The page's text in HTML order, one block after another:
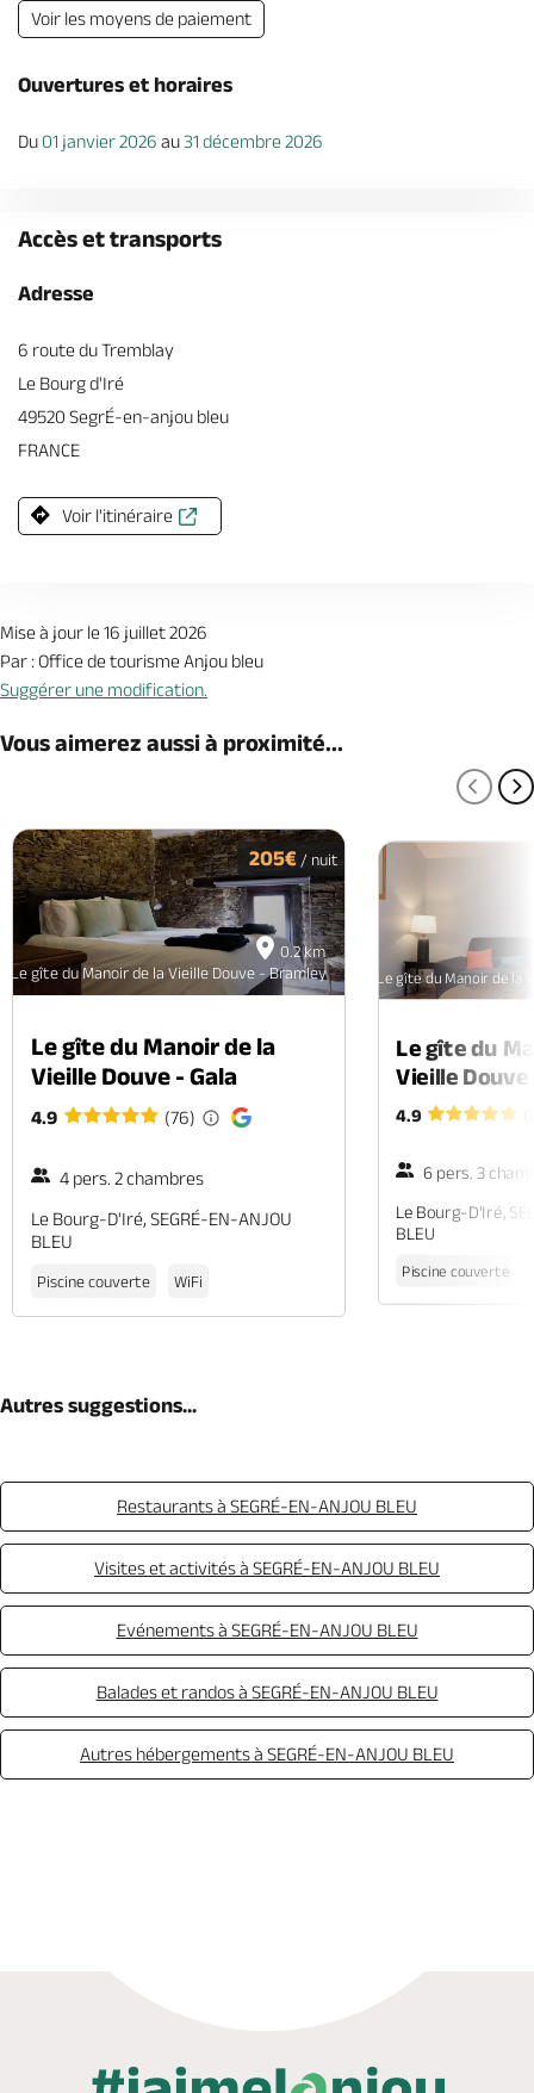
Voir les moyens de paiement
Ouvertures et horaires
Du 01 janvier 2026 au31 décembre 2026
Accès et transports
Adresse
6 route du Tremblay
Le Bourg d'Iré
49520 SegrÉ-en-anjou bleu
FRANCE
Voir l'itinéraire
Mise à jour le 16 juillet 2026
Par : Office de tourisme Anjou bleu
Suggérer une modification.
Vous aimerez aussi à proximité...
0.2 km
Le gîte du Manoir de la Vieille Douve - Bramley
205€ / nuit
Le gîte du Manoir de la
Vieille Douve - Gala
4.9 (76)
4 pers. 2 chambres
Le Bourg-D'Iré, SEGRÉ-EN-ANJOU
BLEU
Piscine couverte WiFi
Le gîte du Manoir de la
Le gîte du
Vieille Douve
4.9
6 pers. 3
Le Bourg-D'Iré,
BLEU
Piscine couverte
Autres suggestions...
Restaurants à SEGRÉ-EN-ANJOU BLEU
Visites et activités à SEGRÉ-EN-ANJOU BLEU
Evénements à SEGRÉ-EN-ANJOU BLEU
Balades et randos à SEGRÉ-EN-ANJOU BLEU
Autres hébergements à SEGRÉ-EN-ANJOU BLEU